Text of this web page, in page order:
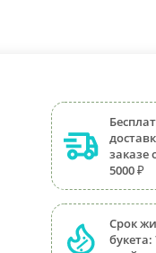
заказе
5000 ₽
Срок
букета: